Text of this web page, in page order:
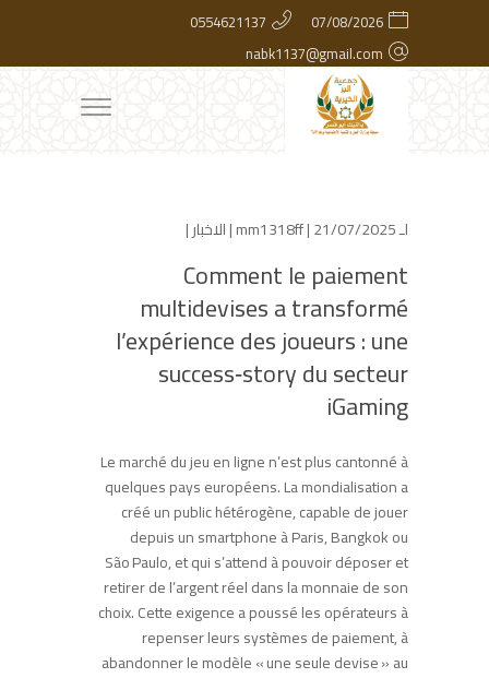
07/08/2026
0554621137
nabk1137@gmail.com
لـ mm1318ff| 21/07/2025 | الاخبار|
Comment le paiement
multidevises a transformé
l’expérience des joueurs : une
success‑story du secteur
iGaming
Le marché du jeu en ligne n’est plus cantonné à
quelques pays européens. La mondialisation a
créé un public hétérogène, capable de jouer
depuis un smartphone à Paris, Bangkok ou
São Paulo, et qui s’attend à pouvoir déposer et
retirer de l’argent réel dans la monnaie de son
choix. Cette exigence a poussé les opérateurs à
repenser leurs systèmes de paiement, à
abandonner le modèle « une seule devise » au